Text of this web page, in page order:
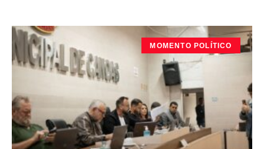
MOMENTO POLÍTICO